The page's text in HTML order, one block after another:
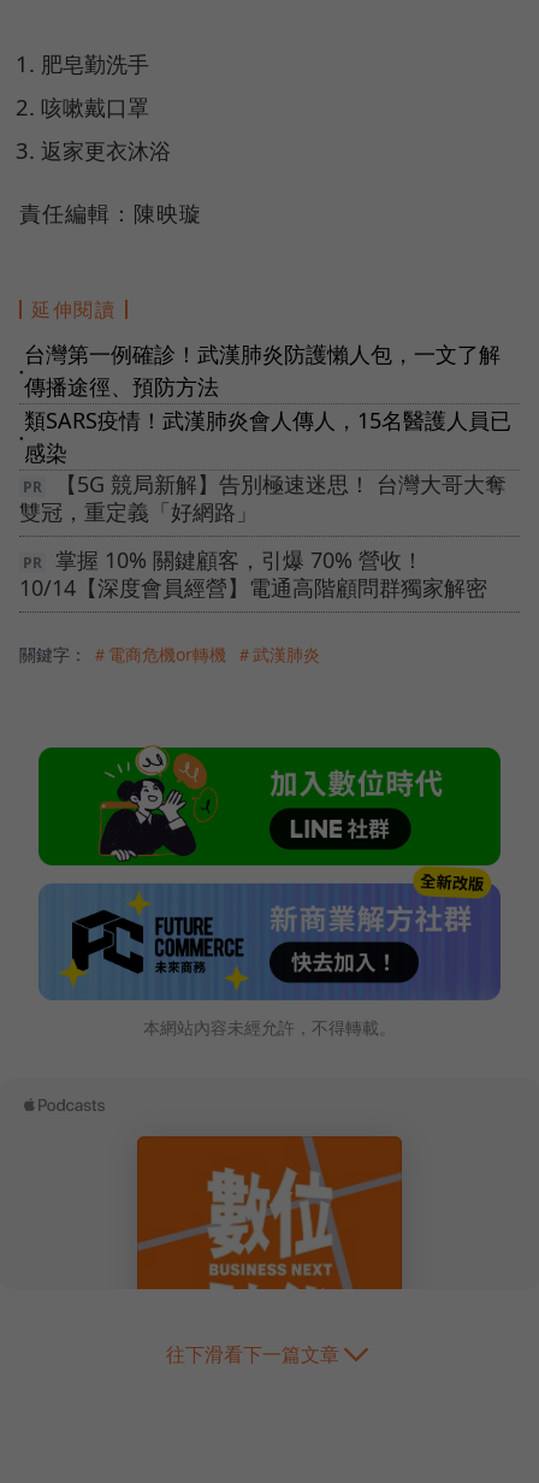
肥皂勤洗手
咳嗽戴口罩
返家更衣沐浴
責任編輯：陳映璇
延伸閱讀
●
台灣第一例確診！武漢肺炎防護懶人包，一文了解
傳播途徑、預防方法
●
類SARS疫情！武漢肺炎會人傳人，15名醫護人員已
感染
【5G 競局新解】告別極速迷思！ 台灣大哥大奪
雙冠，重定義「好網路」
掌握 10% 關鍵顧客，引爆 70% 營收！
10/14【深度會員經營】電通高階顧問群獨家解密
關鍵字： ＃電商危機or轉機 ＃武漢肺炎
本網站內容未經允許，不得轉載。
往下滑看下一篇文章